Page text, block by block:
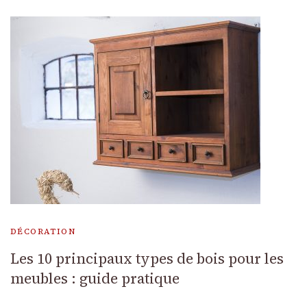
DÉCORATION
Les 10 principaux types de bois pour les
meubles : guide pratique